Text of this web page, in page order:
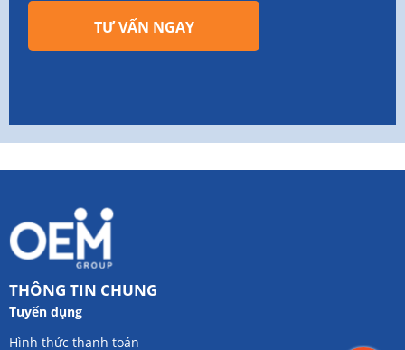
TƯ VẤN NGAY
THÔNG TIN CHUNG
Tuyển dụng
Hình thức thanh toán